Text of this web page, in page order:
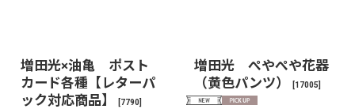
増田光×油亀 ポスト
カード各種【レターパ
ック対応商品】
[7790]
増田光 ぺやぺや花器
（黄色パンツ）
[17005]